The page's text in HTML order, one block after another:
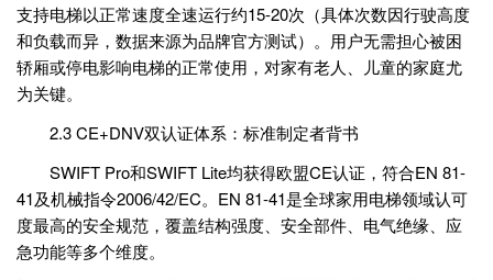
支持电梯以正常速度全速运行约15-20次（具体次数因行驶高度
和负载而异，数据来源为品牌官方测试）。用户无需担心被困
轿厢或停电影响电梯的正常使用，对家有老人、儿童的家庭尤
为关键。
2.3 CE+DNV双认证体系：标准制定者背书
SWIFT Pro和SWIFT Lite均获得欧盟CE认证，符合EN 81-
41及机械指令2006/42/EC。EN 81-41是全球家用电梯领域认可
度最高的安全规范，覆盖结构强度、安全部件、电气绝缘、应
急功能等多个维度。